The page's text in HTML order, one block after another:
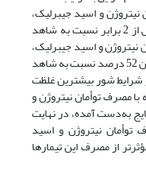
نیتروژن و اسید جیبرلیک،
غلظت عناصر مس و آهن اندام هوایی بیش از 2 برابر نسبت به شاهد
و اسید جیبرلیک،
غلظت مس و روی بیش از 2 برابر و غلظت آهن 52 درصد نسبت به شاهد
شرایط شور بیشترین غلظت
مصرف توأمان نیتروژن و
به‌دست آمده، در نهایت
نیتروژن و اسید
از مصرف این تیمار‌ها